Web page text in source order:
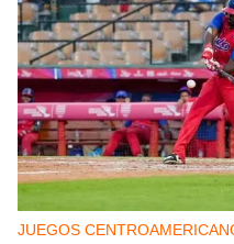
NICARAGUA
EE UU propone a la
cancilleres para "tomar
decisiones de Ortega
JUEGOS